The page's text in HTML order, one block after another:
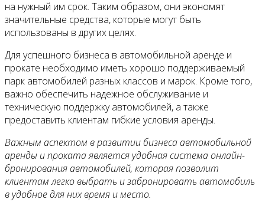
на нужный им срок. Таким образом, они экономят
значительные средства, которые могут быть
использованы в других целях.
Для успешного бизнеса в автомобильной аренде и
прокате необходимо иметь хорошо поддерживаемый
парк автомобилей разных классов и марок. Кроме того,
важно обеспечить надежное обслуживание и
техническую поддержку автомобилей, а также
предоставить клиентам гибкие условия аренды.
Важным аспектом в развитии бизнеса автомобильной
аренды и проката является удобная система онлайн-
бронирования автомобилей, которая позволит
клиентам легко выбрать и забронировать автомобиль
в удобное для них время и место.